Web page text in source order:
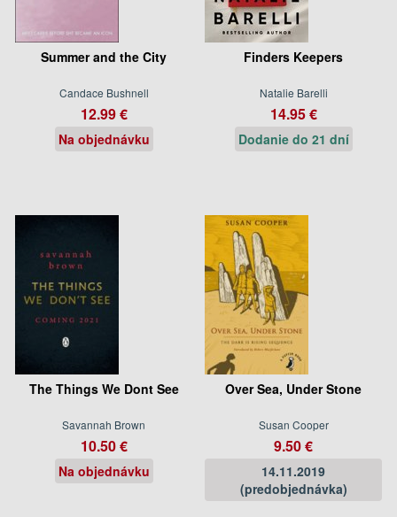
Summer and the City
Candace Bushnell
12.99 €
Na objednávku
Finders Keepers
Natalie Barelli
14.95 €
Dodanie do 21 dní
The Things We Dont See
Savannah Brown
10.50 €
Na objednávku
Over Sea, Under Stone
Susan Cooper
9.50 €
14.11.2019
(predobjednávka)